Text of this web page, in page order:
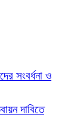
সংবর্ধনা ও
দাবিতে